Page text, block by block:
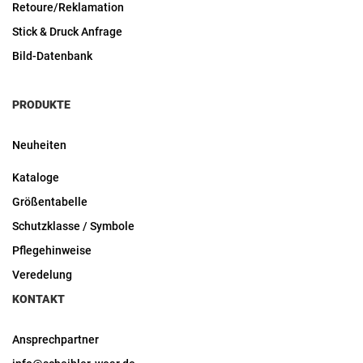
Retoure/Reklamation
Stick & Druck Anfrage
Bild-Datenbank
PRODUKTE
Neuheiten
Kataloge
Größentabelle
Schutzklasse / Symbole
Pflegehinweise
Veredelung
KONTAKT
Ansprechpartner